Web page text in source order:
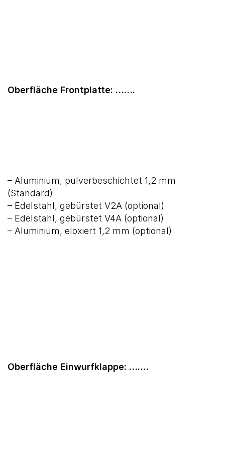
Oberfläche Frontplatte: …….
– Aluminium, pulverbeschichtet 1,2 mm
(Standard)
– Edelstahl, gebürstet V2A (optional)
– Edelstahl, gebürstet V4A (optional)
– Aluminium, eloxiert 1,2 mm (optional)
Oberfläche Einwurfklappe: …….